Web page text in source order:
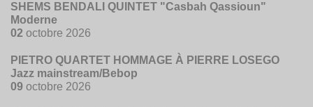
SHEMS BENDALI QUINTET "Casbah Qassioun"
Moderne
02 octobre 2026
PIETRO QUARTET HOMMAGE À PIERRE LOSEGO
Jazz mainstream/Bebop
09 octobre 2026